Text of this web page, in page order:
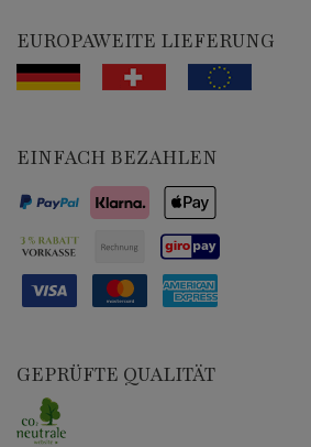
EUROPAWEITE LIEFERUNG
EINFACH BEZAHLEN
GEPRÜFTE QUALITÄT